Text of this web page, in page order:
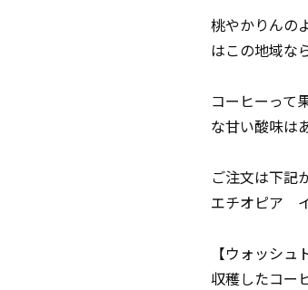
桃やかりんの
はこの地域な
コーヒーって
な甘い酸味は
ご注文は下記
エチオピア
【ウォッシュ
収穫したコー